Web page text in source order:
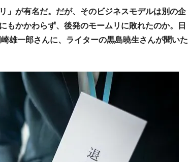
」が有名だ。だが、そのビジネスモデルは別の企
もかかわらず、後発のモームリに敗れたのか。日
雄一郎さんに、ライターの黒島暁生さんが聞いた